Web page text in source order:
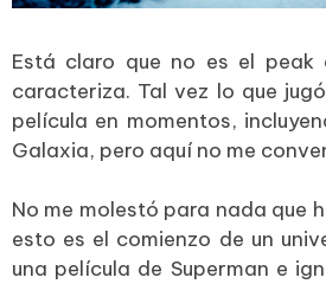
Está claro que no es el
caracteriza. Tal vez lo que
película en momentos,
Galaxia, pero aquí no me
No me molestó para nada que
esto es el comienzo de un
una película de Superman e